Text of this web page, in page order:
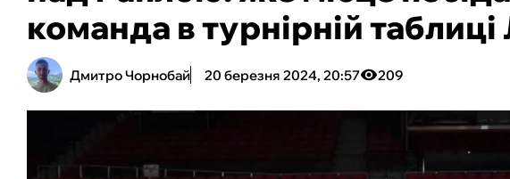
команда в турнірній
Дмитро Чорнобай 20 березня 2024, 20:57 209